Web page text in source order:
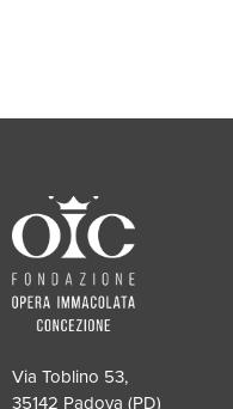
Via Toblino 53,
35142 Padova (PD)